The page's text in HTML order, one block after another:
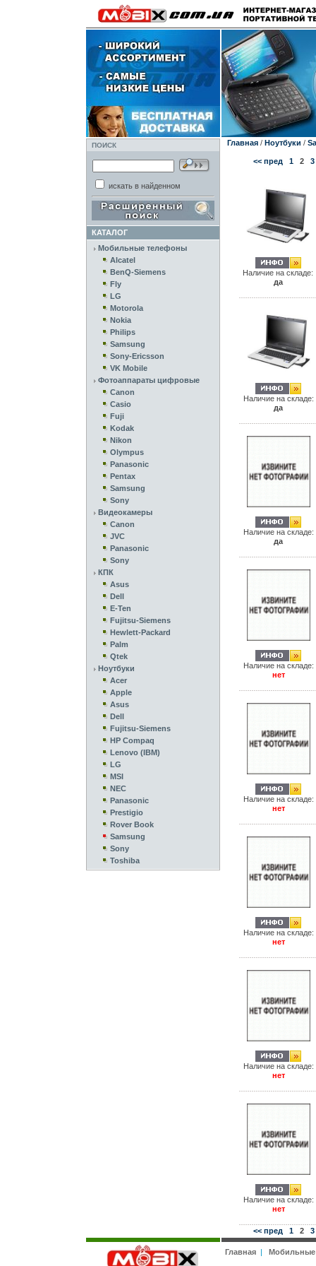
ПОИСК
искать в найденном
КАТАЛОГ
Мобильные телефоны
Alcatel
BenQ-Siemens
Fly
LG
Motorola
Nokia
Philips
Samsung
Sony-Ericsson
VK Mobile
Фотоаппараты цифровые
Canon
Casio
Fuji
Kodak
Nikon
Olympus
Panasonic
Pentax
Samsung
Sony
Видеокамеры
Canon
JVC
Panasonic
Sony
КПК
Asus
Dell
E-Ten
Fujitsu-Siemens
Hewlett-Packard
Palm
Qtek
Ноутбуки
Acer
Apple
Asus
Dell
Fujitsu-Siemens
HP Compaq
Lenovo (IBM)
LG
MSI
NEC
Panasonic
Prestigio
Rover Book
Samsung
Sony
Toshiba
Главная/ Ноутбуки /
<< пред 1 2 3
Наличие на складе:
да
Наличие на складе:
да
Наличие на складе:
да
Наличие на складе:
нет
Наличие на складе:
нет
Наличие на складе:
нет
Наличие на складе:
нет
Наличие на складе:
нет
<< пред 1 2 3
Главная|